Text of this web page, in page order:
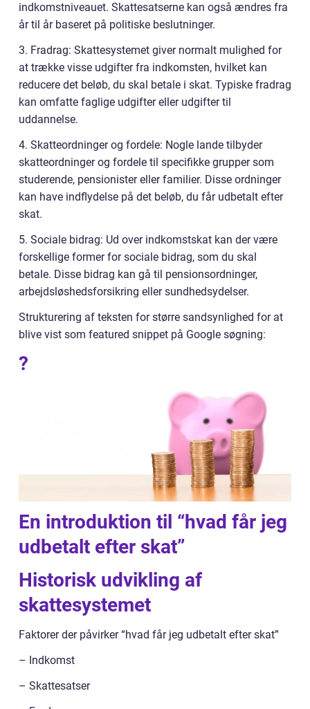
indkomstniveauet. Skattesatserne kan også ændres fra
år til år baseret på politiske beslutninger.
3. Fradrag: Skattesystemet giver normalt mulighed for
at trække visse udgifter fra indkomsten, hvilket kan
reducere det beløb, du skal betale i skat. Typiske fradrag
kan omfatte faglige udgifter eller udgifter til
uddannelse.
4. Skatteordninger og fordele: Nogle lande tilbyder
skatteordninger og fordele til specifikke grupper som
studerende, pensionister eller familier. Disse ordninger
kan have indflydelse på det beløb, du får udbetalt efter
skat.
5. Sociale bidrag: Ud over indkomstskat kan der være
forskellige former for sociale bidrag, som du skal
betale. Disse bidrag kan gå til pensionsordninger,
arbejdsløshedsforsikring eller sundhedsydelser.
Strukturering af teksten for større sandsynlighed for at
blive vist som featured snippet på Google søgning:
?
En introduktion til “hvad får jeg
udbetalt efter skat”
Historisk udvikling af
skattesystemet
Faktorer der påvirker “hvad får jeg udbetalt efter skat”
– Indkomst
– Skattesatser